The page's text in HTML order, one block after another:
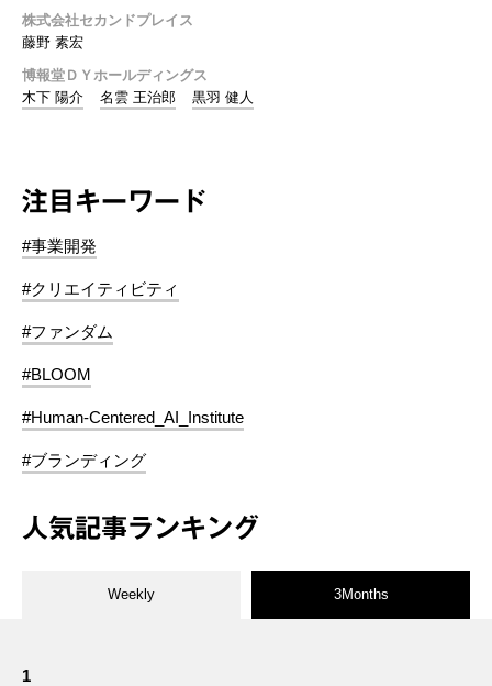
株式会社セカンドプレイス
藤野 素宏
博報堂ＤＹホールディングス
木下 陽介
名雲 王治郎 黒羽 健人
注目キーワード
#事業開発
#クリエイティビティ
#ファンダム
#BLOOM
#Human-Centered_AI_Institute
#ブランディング
人気記事ランキング
Weekly 3Months
1